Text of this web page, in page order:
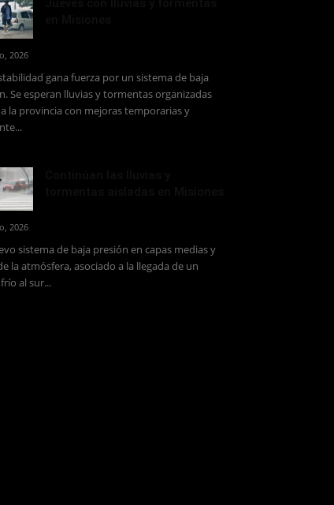
2026
gana fuerza por un sistema de baja
Se esperan lluvias y tormentas organizadas
la provincia con mejoras temporarias y
2026
sistema de baja presión en capas medias y
la atmósfera, asociado a la llegada de un
al sur...